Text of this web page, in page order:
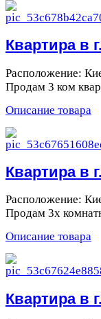
Квартира в
Расположение:
Продам 3 ком
Описание товара
Квартира в
Расположение:
Продам 3х
Описание товара
Квартира в